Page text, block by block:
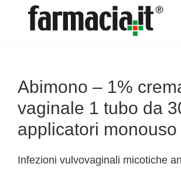
sul
mondo
della
farmacia
Abimono – 1%
vaginale 1 tubo da
applicatori monouso
Infezioni vulvovaginali micotiche